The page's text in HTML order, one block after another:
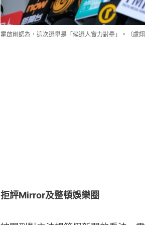
霍啟剛認為，這次選舉是「候選人實力對壘」。（盧
拒評Mirror及整頓娛樂圈